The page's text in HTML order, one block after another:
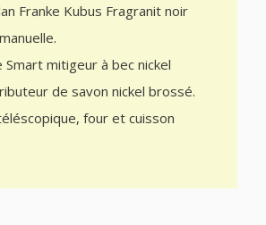
Franke Kubus Fragranit noir
mitigeur à bec nickel
de savon nickel brossé.
four et cuisson